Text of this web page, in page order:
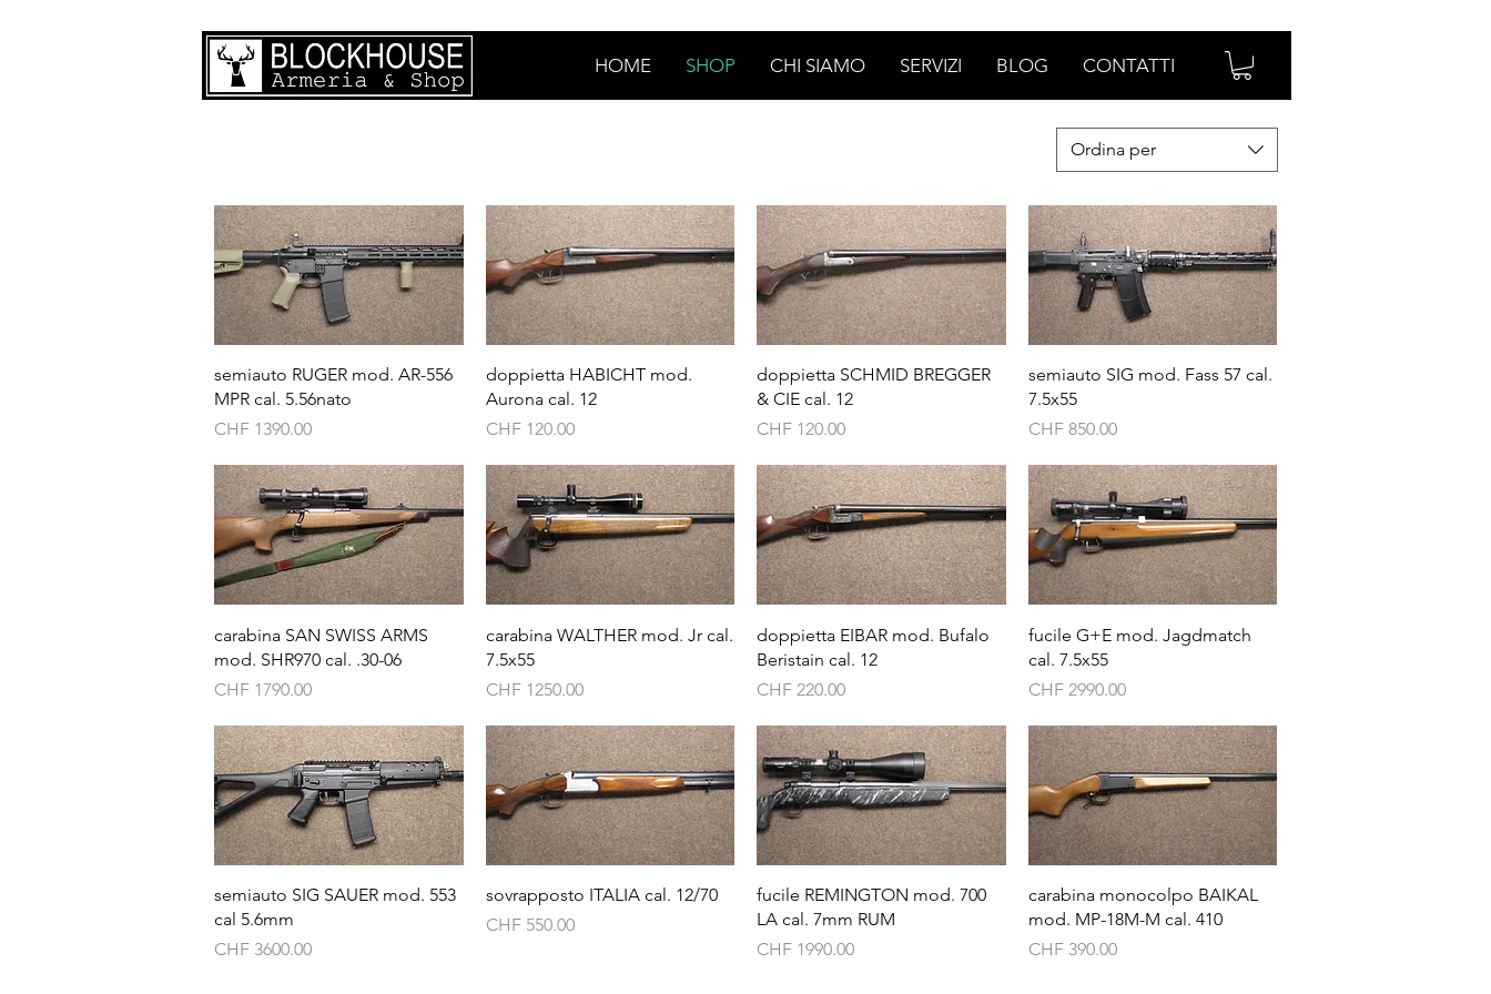
HOME SHOP CHI SIAMO SERVIZI BLOG CONTATTI
Ordina per
Vista rapida
semiauto RUGER mod. AR-556
MPR cal. 5.56nato
Prezzo
CHF 1390.00
Vista rapida
doppietta HABICHT mod.
Aurona cal. 12
Prezzo
CHF 120.00
Vista rapida
doppietta SCHMID BREGGER
& CIE cal. 12
Prezzo
CHF 120.00
Vista rapida
semiauto SIG mod. Fass 57 cal.
7.5x55
Prezzo
CHF 850.00
Vista rapida
carabina SAN SWISS ARMS
mod. SHR970 cal. .30-06
Prezzo
CHF 1790.00
Vista rapida
carabina WALTHER mod. Jr cal.
7.5x55
Prezzo
CHF 1250.00
Vista rapida
doppietta EIBAR mod. Bufalo
Beristain cal. 12
Prezzo
CHF 220.00
Vista rapida
fucile G+E mod. Jagdmatch
cal. 7.5x55
Prezzo
CHF 2990.00
Vista rapida
semiauto SIG SAUER mod. 553
cal 5.6mm
Prezzo
CHF 3600.00
Vista rapida
sovrapposto ITALIA cal. 12/70
Prezzo
CHF 550.00
Vista rapida
fucile REMINGTON mod. 700
LA cal. 7mm RUM
Prezzo
CHF 1990.00
Vista rapida
carabina monocolpo BAIKAL
mod. MP-18M-M cal. 410
Prezzo
CHF 390.00